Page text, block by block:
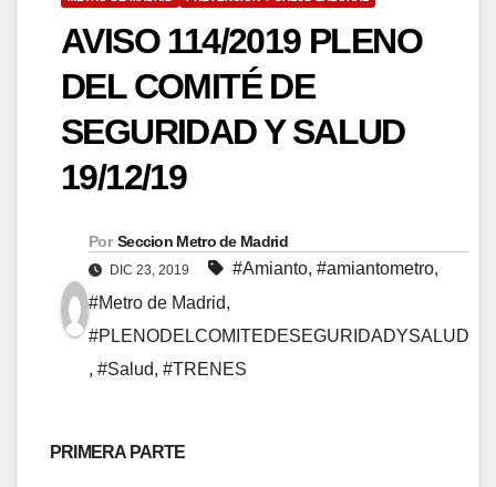
AVISO 114/2019 PLENO
DEL COMITÉ DE
SEGURIDAD Y SALUD
19/12/19
Por Seccion Metro de Madrid
DIC 23, 2019 #Amianto, #amiantometro,
#Metro de Madrid,
#PLENODELCOMITEDESEGURIDADYSALUD
, #Salud, #TRENES
PRIMERA PARTE